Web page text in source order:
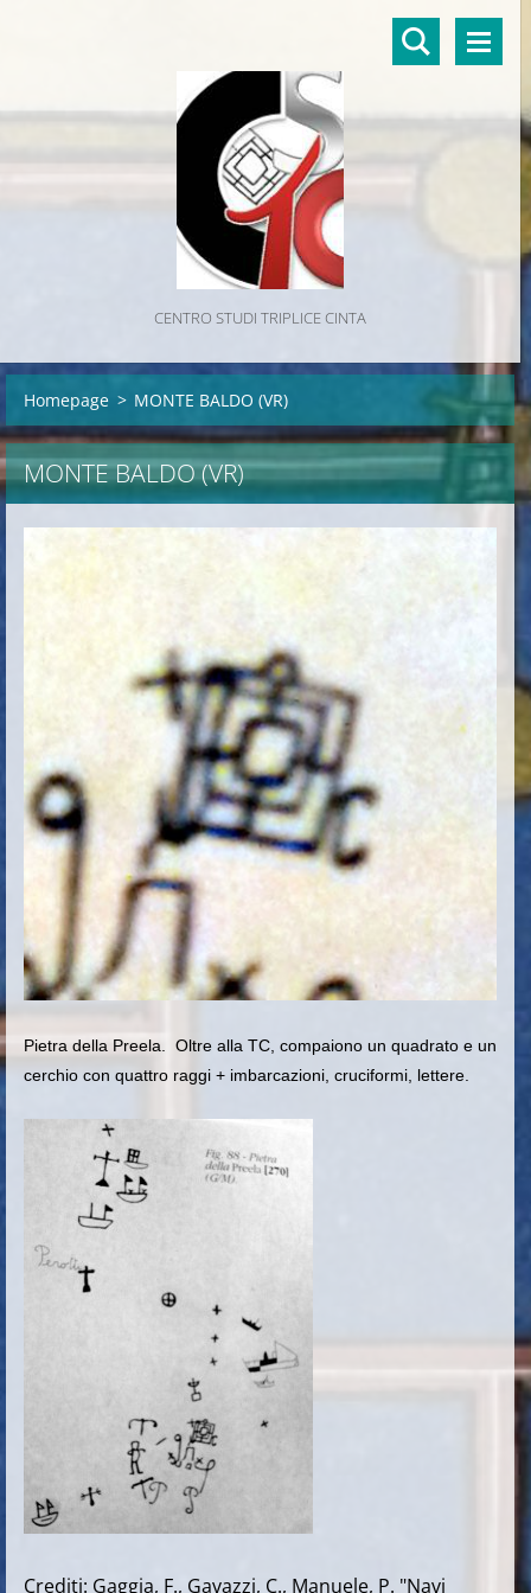
CENTRO STUDI TRIPLICE CINTA
Homepage > MONTE BALDO (VR)
MONTE BALDO (VR)
Pietra della Preela. Oltre alla TC, compaiono un quadratoe un
cerchio con quattro raggi + imbarcazioni, cruciformi, lettere.
Crediti: Gaggia, F., Gavazzi, C., Manuele, P. "Navi